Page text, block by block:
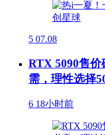
5 07.08
RTX 5090售
需，理性选择
6 18小时前